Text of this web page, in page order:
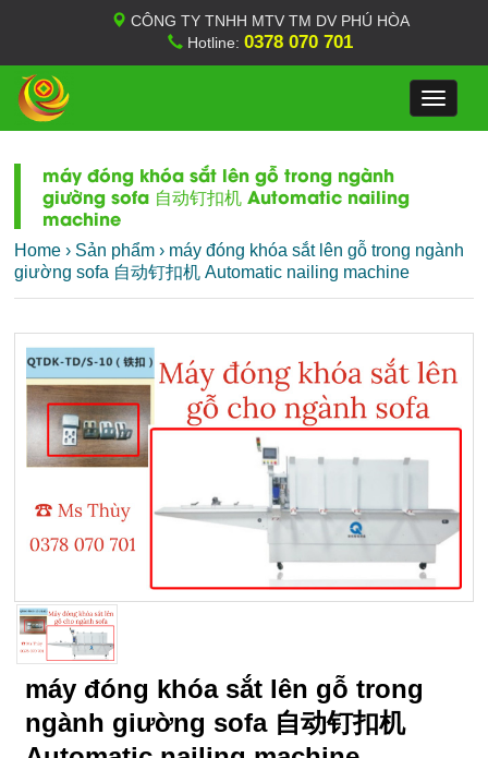
CÔNG TY TNHH MTV TM DV PHÚ HÒA
Hotline: 0378 070 701
Toggle
máy đóng khóa sắt lên gỗ trong ngành
giường sofa 自动钉扣机 Automatic nailing
machine
Home › Sản phẩm › máy đóng khóa sắt lên gỗ trong ngành
giường sofa 自动钉扣机 Automatic nailing machine
máy đóng khóa sắt lên gỗ trong
ngành giường sofa 自动钉扣机